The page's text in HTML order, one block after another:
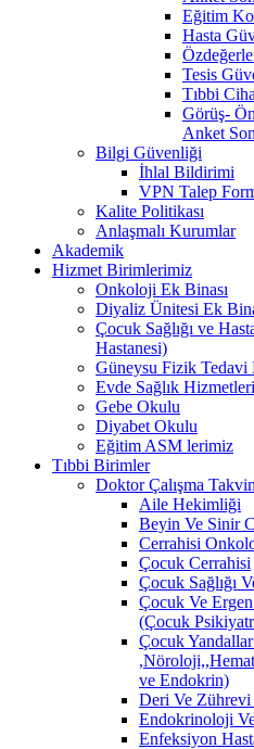
Eğitim
Hasta
Tesis
Tıbbi
Görüş-
Anket
Bilgi Güvenliği
İhlal Bildirimi
VPN Talep
Kalite Politikası
Anlaşmalı Kurumlar
Akademik
Hizmet Birimlerimiz
Onkoloji Ek Binası
Diyaliz Ünitesi Ek
Çocuk Sağlığı ve
Hastanesi)
Güneysu Fizik Tedavi
Evde Sağlık Hizmetleri
Gebe Okulu
Diyabet Okulu
Eğitim ASM lerimiz
Tıbbi Birimler
Doktor Çalışma
Aile Hekimliği
Beyin Ve Sinir
Cerrahisi
Çocuk Cerrahisi
Çocuk Sağlığı
Çocuk Ve Ergen
(Çocuk
Çocuk
ve Endokrin)
Deri Ve Zührevi
Endokrinoloji
Enfeksiyon